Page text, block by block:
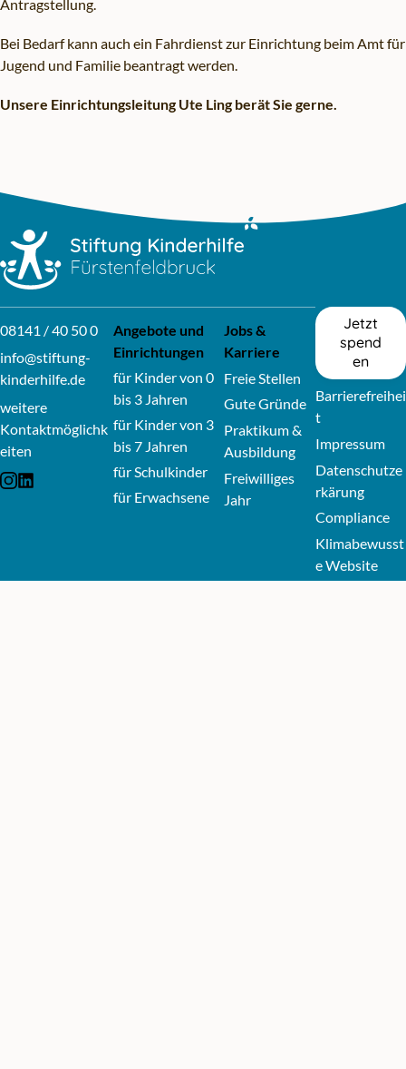
Antragstellung.
Bei Bedarf kann auch ein Fahrdienst zur Einrichtung beim Amt für
Jugend und Familie beantragt werden.
Unsere Einrichtungsleitung Ute Ling berät Sie gerne.
Zum Hauptinhalt springen
Zur Navigation springen
08141 / 40 50 0
info@stiftung-
kinderhilfe.de
weitere
Kontaktmöglichk
eiten
External link: Icon-instagram
External link: Icon-linkedin
Angebote und
Einrichtungen
für Kinder von 0
bis 3 Jahren
für Kinder von 3
bis 7 Jahren
für Schulkinder
für Erwachsene
Jobs &
Karriere
Freie Stellen
Gute Gründe
Praktikum &
Ausbildung
Freiwilliges
Jahr
Jetzt
spend
en
Barrierefreihei
t
Impressum
Datenschutze
rkärung
Compliance
Klimabewusst
e Website